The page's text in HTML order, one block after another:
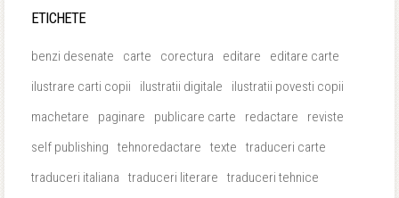
ETICHETE
benzi desenate carte corectura editare
editare carte
ilustrare carti copii
ilustratii digitale
ilustratii povesti copii
machetare
paginare publicare carte redactare
reviste
self publishing
tehnoredactare texte
traduceri carte
traduceri italiana
traduceri literare traduceri tehnice